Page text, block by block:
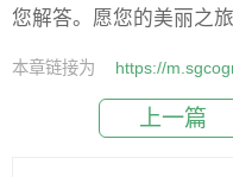
您解答。愿您的美丽之
本章链接为 https://
上一篇